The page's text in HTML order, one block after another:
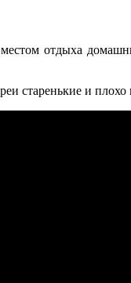
отдыха
старенькие и